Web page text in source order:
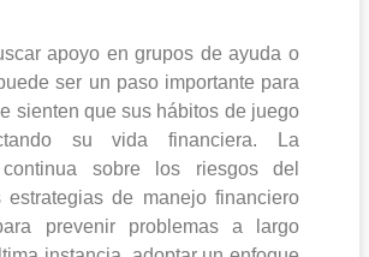
apoyo en grupos de ayuda o
ser un paso importante para
sienten que sus hábitos de juego
su vida financiera. La
sobre los riesgos del
de manejo financiero
prevenir problemas a largo